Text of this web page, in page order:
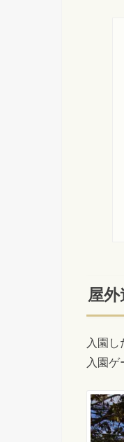
屋
入園し
入園ゲ